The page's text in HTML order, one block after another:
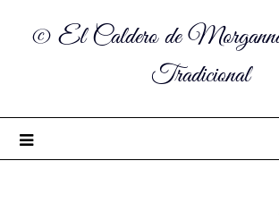
© El Caldero de
Tradicional